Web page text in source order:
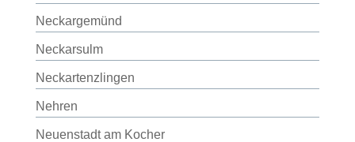
Neckargemünd
Neckarsulm
Neckartenzlingen
Nehren
Neuenstadt am Kocher